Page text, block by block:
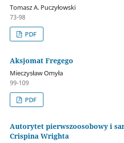
Tomasz A. Puczyłowski
73-98
PDF
Aksjomat Fregego
Mieczysław Omyła
99-109
PDF
Autorytet pierwszoosobowy i
Crispina Wrighta